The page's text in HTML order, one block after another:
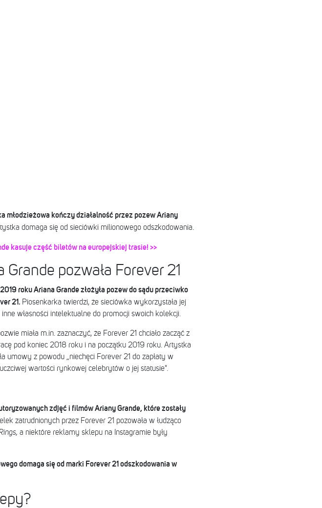
młodzieżowa kończy działalność przez pozew Ariany
domaga się od sieciówki milionowego odszkodowania.
kasuje część biletów na europejskiej trasie! >>
Grande pozwała Forever 21
roku Ariana Grande złożyła pozew do sądu przeciwko
21. Piosenkarka twierdzi, że sieciówka wykorzystała jej
własności intelektualne do promocji swoich kolekcji.
miała m.in. zaznaczyć, że Forever 21 chciało zacząć z
pod koniec 2018 roku i na początku 2019 roku. Artystka
umowy z powodu „niechęci Forever 21 do zapłaty w
wartości rynkowej celebrytów o jej statusie".
zdjęć i filmów Ariany Grande, które zostały
zatrudnionych przez Forever 21 pozowała w łudząco
a niektóre reklamy sklepu na Instagramie były
domaga się od marki Forever 21 odszkodowania w